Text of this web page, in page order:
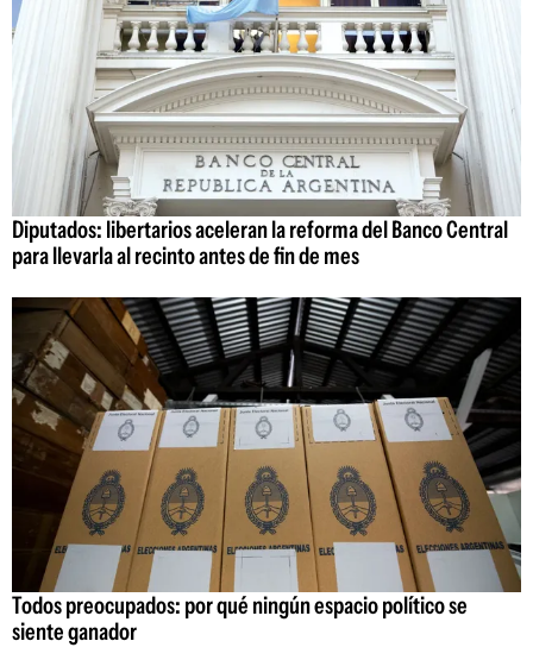
Diputados: libertarios aceleran la reforma del Banco Central
para llevarla al recinto antes de fin de mes
Todos preocupados: por qué ningún espacio político se
siente ganador